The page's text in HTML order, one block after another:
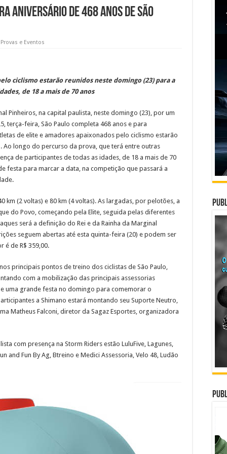
aniversário de 468 anos de São
Provas e Eventos
ciclismo estarão reunidos neste domingo (23) para a
de 18 a mais de 70 anos
Pinheiros, na capital paulista, neste domingo (23), por um
terça-feira, São Paulo completa 468 anos e para
de elite e amadores apaixonados pelo ciclismo estarão
. Ao longo do percurso da prova, que terá entre outras
de participantes de todas as idades, de 18 a mais de 70
festa para marcar a data, na competição que passará a
km (2 voltas) e 80 km (4 voltas). As largadas, por pelotões, a
do Povo, começando pela Elite, seguida pelas diferentes
será a definição do Rei e da Rainha da Marginal
seguem abertas até esta quinta-feira (20) e podem ser
é de R$ 359,00.
principais pontos de treino dos ciclistas de São Paulo,
com a mobilização das principais assessorias
uma grande festa no domingo para comemorar o
a Shimano estará montando seu Suporte Neutro,
Matheus Falconi, diretor da Sagaz Esportes, organizadora
com presença na Storm Riders estão LuluFive, Lagunes,
and Fun By Ag, Btreino e Medici Assessoria, Velo 48, Ludão